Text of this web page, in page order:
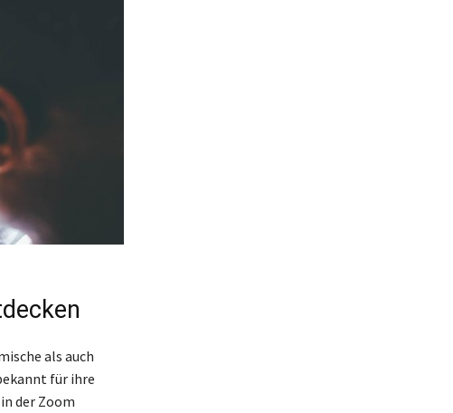
als auch
für ihre
der Zoom